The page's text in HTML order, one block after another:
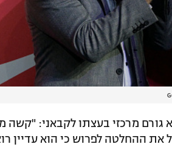
גורם מרכזי בעצתו לקבאני: "קשה
הוא לא מקבל את ההחלטה לפרוש כי הוא